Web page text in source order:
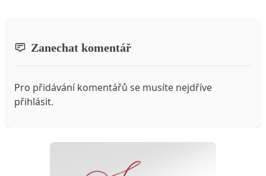
Zanechat komentář
Pro přidávání komentářů se musíte nejdříve
přihlásit.